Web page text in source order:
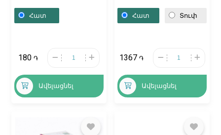
Denk» 5մգ, Գերմանիա
Հատ
180 ֏
Ավելացնել
«Клиндабиокс» 100մգ,
Մոլդովա
Հատ Տուփ
1367 ֏
Ավելացնել